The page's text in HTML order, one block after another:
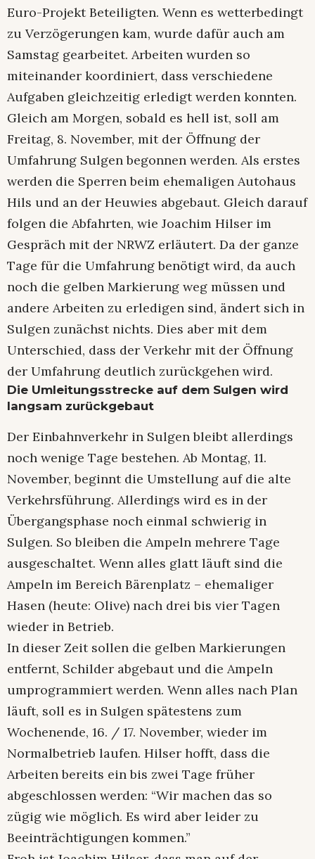
Euro-Projekt Beteiligten. Wenn es wetterbedingt
zu Verzögerungen kam, wurde dafür auch am
Samstag gearbeitet. Arbeiten wurden so
miteinander koordiniert, dass verschiedene
Aufgaben gleichzeitig erledigt werden konnten.
Gleich am Morgen, sobald es hell ist, soll am
Freitag, 8. November, mit der Öffnung der
Umfahrung Sulgen begonnen werden. Als erstes
werden die Sperren beim ehemaligen Autohaus
Hils und an der Heuwies abgebaut. Gleich darauf
folgen die Abfahrten, wie Joachim Hilser im
Gespräch mit der NRWZ erläutert. Da der ganze
Tage für die Umfahrung benötigt wird, da auch
noch die gelben Markierung weg müssen und
andere Arbeiten zu erledigen sind, ändert sich in
Sulgen zunächst nichts. Dies aber mit dem
Unterschied, dass der Verkehr mit der Öffnung
der Umfahrung deutlich zurückgehen wird.
Die Umleitungsstrecke auf dem Sulgen wird
langsam zurückgebaut
Der Einbahnverkehr in Sulgen bleibt allerdings
noch wenige Tage bestehen. Ab Montag, 11.
November, beginnt die Umstellung auf die alte
Verkehrsführung. Allerdings wird es in der
Übergangsphase noch einmal schwierig in
Sulgen. So bleiben die Ampeln mehrere Tage
ausgeschaltet. Wenn alles glatt läuft sind die
Ampeln im Bereich Bärenplatz – ehemaliger
Hasen (heute: Olive) nach drei bis vier Tagen
wieder in Betrieb.
In dieser Zeit sollen die gelben Markierungen
entfernt, Schilder abgebaut und die Ampeln
umprogrammiert werden. Wenn alles nach Plan
läuft, soll es in Sulgen spätestens zum
Wochenende, 16. / 17. November, wieder im
Normalbetrieb laufen. Hilser hofft, dass die
Arbeiten bereits ein bis zwei Tage früher
abgeschlossen werden: “Wir machen das so
zügig wie möglich. Es wird aber leider zu
Beeinträchtigungen kommen.”